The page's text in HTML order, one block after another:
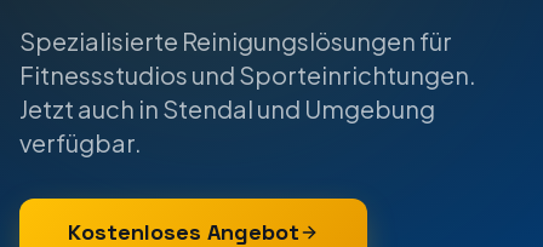
Spezialisierte Reinigungslösungen für
Fitnessstudios und Sporteinrichtungen.
Jetzt auch in Stendal und Umgebung
verfügbar.
Kostenloses Angebot